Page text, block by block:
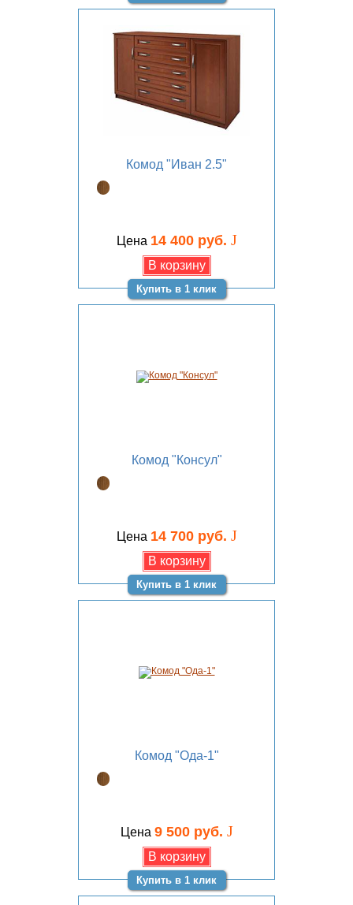
Комод "Иван 2.5"
Цена 14 400 руб. J
Купить в 1 клик
Комод "Консул"
Цена 14 700 руб. J
Купить в 1 клик
Комод "Ода-1"
Цена 9 500 руб. J
Купить в 1 клик